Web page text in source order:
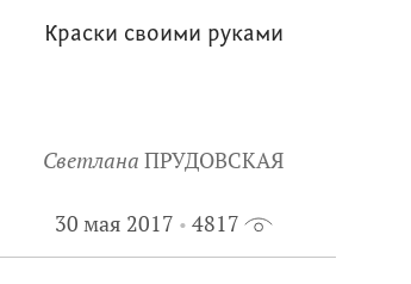
Краски своими руками
Светлана ПРУДОВСКАЯ
30 мая 2017 4817